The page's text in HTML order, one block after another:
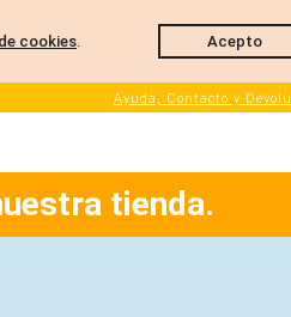
tienda.
Ayuda, Contacto y
cookies. Acepto